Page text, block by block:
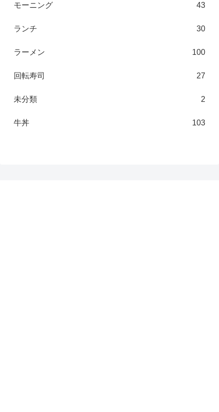
モーニング 43
ランチ 30
ラーメン 100
回転寿司 27
未分類 2
牛丼 103